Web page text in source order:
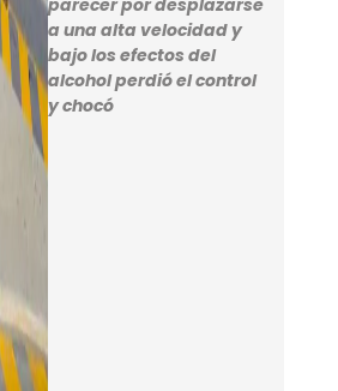
parecer por desplazarse
a una alta velocidad y
bajo los efectos del
alcohol perdió el control
y chocó